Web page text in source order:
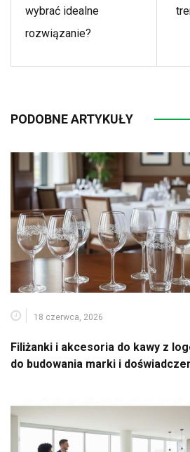
wybrać idealne
rozwiązanie?
PODOBNE ARTYKUŁY
18 czerwca, 2026
Filiżanki i akcesoria do kawy z
do budowania marki i